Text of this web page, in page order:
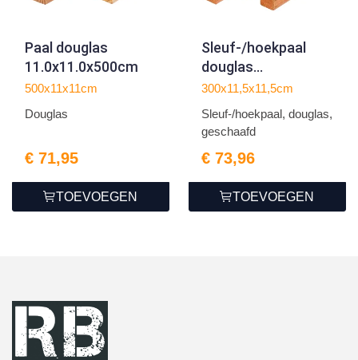
Paal douglas
11.0x11.0x500cm
500x11x11cm
Douglas
€ 71,95
TOEVOEGEN
Sleuf-/hoekpaal
douglas
11.5x11.5x300cm
300x11,5x11,5cm
Sleuf-/hoekpaal, douglas,
geschaafd
€ 73,96
TOEVOEGEN